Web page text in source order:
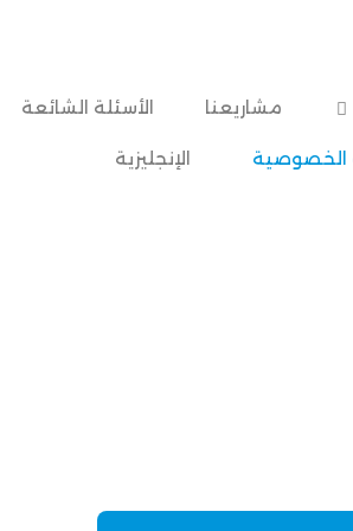
مشاريعنا الأسئلة الشائعة
الخصوصية الإنجليزية